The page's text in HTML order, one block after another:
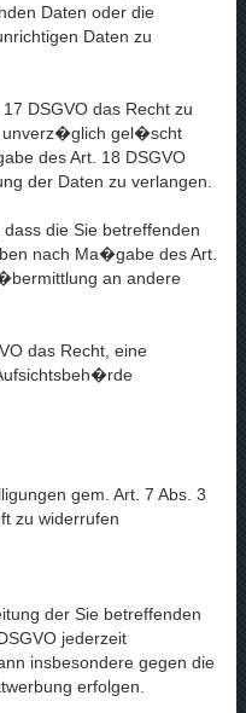
Daten oder die
Daten zu
DSGVO das Recht zu
unverz�glich gel�scht
des Art. 18 DSGVO
der Daten zu verlangen.
die Sie betreffenden
nach Ma�gabe des Art.
an andere
das Recht, eine
gem. Art. 7 Abs. 3
zu widerrufen
der Sie betreffenden
jederzeit
insbesondere gegen die
erfolgen.